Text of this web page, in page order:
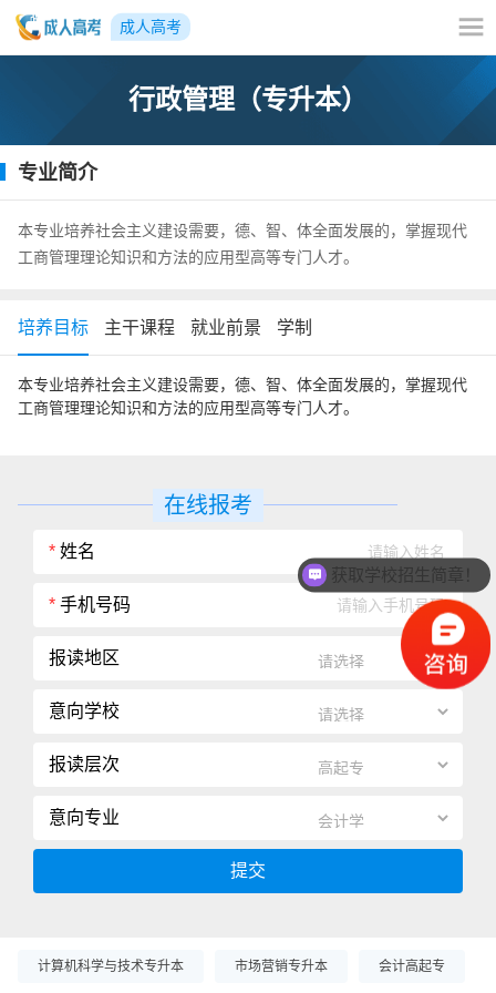
成人高考
行政管理（专升本）
专业简介
本专业培养社会主义建设需要，德、智、体全面发展的，掌握现代
工商管理理论知识和方法的应用型高等专门人才。
培养目标 主干课程 就业前景 学制
本专业培养社会主义建设需要，德、智、体全面发展的，掌握现代
工商管理理论知识和方法的应用型高等专门人才。
在线报考
* 姓名
* 手机号码
报读地区
意向学校
报读层次
意向专业
提交
计算机科学与技术专升本 市场营销专升本 会计高起专
获取学校招生简章！